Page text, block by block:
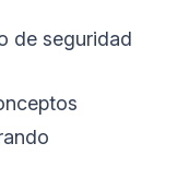
de seguridad